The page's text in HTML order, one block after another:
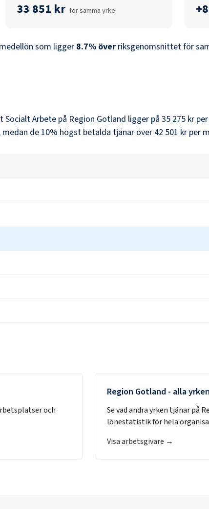
33 851 kr för samma yrke
som ligger8.7% över riksgenomsnittet för
Socialt Arbetepå Region Gotland ligger på 35 275 kr
medan de 10% högst betalda tjänar över42 501 kr per
och
Region Gotland - alla yrken
Se vad andra yrken tjänar på
lönestatistik för hela
Visa arbetsgivare →